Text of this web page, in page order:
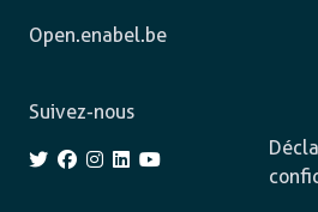
Open.enabel.be
Suivez-nous